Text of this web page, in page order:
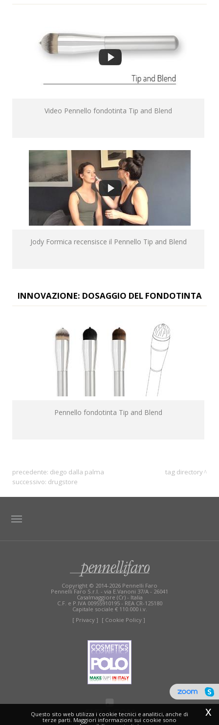
Video Pennello fondotinta Tip and Blend
Jody Formica recensisce il Pennello Tip and Blend
INNOVAZIONE: DOSAGGIO DEL FONDOTINTA
Pennello fondotinta Tip and Blend
precedente: diego dalla palma
successivo: drugstore
tag directory
Copyright © 2014-2026 Pennelli Faro
Pennelli Faro S.r.l. - via E.Vanoni 37/A - 26041
Casalmaggiore (Cr) - Italia
C.F. e P.IVA 00955910195 - REA CR-125180
Capitale sociale € 110.000 i.v.
[ Privacy ] [ Cookie Policy ]
x
Questo sito web utilizza i cookie tecnici e analitici, anche di
terze parti. Maggiori informazioni sui cookie sono